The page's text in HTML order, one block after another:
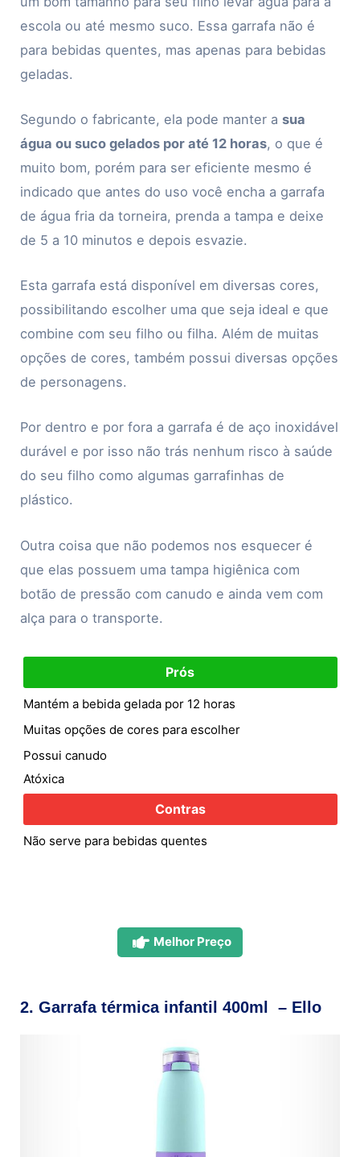
escola ou até mesmo suco. Essa garrafa não é
para bebidas quentes, mas apenas para bebidas
geladas.
Segundo o fabricante, ela pode manter asua
água ou suco gelados por até 12 horas, o que é
muito bom, porém para ser eficiente mesmo é
indicado que antes do uso você encha a garrafa
de água fria da torneira, prenda a tampa e deixe
de 5 a 10 minutos e depois esvazie.
Esta garrafa está disponível em diversas cores,
possibilitando escolher uma que seja ideal e que
combine com seu filho ou filha. Além de muitas
opções de cores, também possui diversas opções
de personagens.
Por dentro e por fora a garrafa é de aço inoxidável
durável e por isso não trás nenhum risco à saúde
do seu filho como algumas garrafinhas de
plástico.
Outra coisa que não podemos nos esquecer é
que elas possuem uma tampa higiênica com
botão de pressão com canudo e ainda vem com
alça para o transporte.
Prós
Mantém a bebida gelada por 12 horas
Muitas opções de cores para escolher
Possui canudo
Atóxica
Contras
Não serve para bebidas quentes
Melhor Preço
2. Garrafa térmica infantil 400ml – Ello